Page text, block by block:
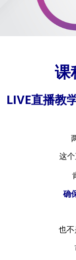
课
LIVE直播教
这
确
也